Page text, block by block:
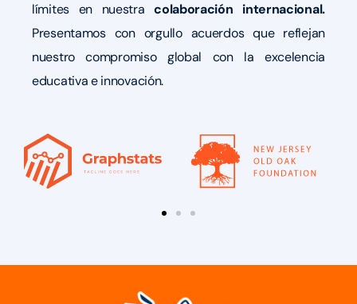
límites en nuestracolaboración internacional.
Presentamos con orgullo acuerdos que reflejan
nuestro compromiso global con la excelencia
educativa e innovación.